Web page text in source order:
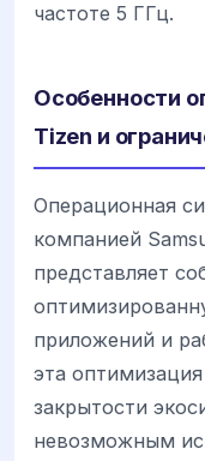
частоте 5 ГГц.
Особенности
Tizen и
Операционная
компанией
представляет
приложений и
эта
закрытости
невозможным